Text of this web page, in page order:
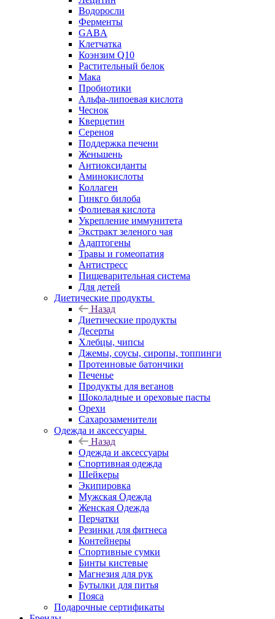
Водоросли
Ферменты
GABA
Клетчатка
Коэнзим Q10
Растительный белок
Мака
Пробиотики
Альфа-липоевая кислота
Чеснок
Кверцетин
Сереноя
Поддержка печени
Женьшень
Антиоксиданты
Аминокислоты
Коллаген
Гинкго билоба
Фолиевая кислота
Укрепление иммунитета
Экстракт зеленого чая
Адаптогены
Травы и гомеопатия
Антистресс
Пищеварительная система
Для детей
Диетические продукты
Назад
Диетические продукты
Десерты
Хлебцы, чипсы
Джемы, соусы, сиропы, топпинги
Протеиновые батончики
Печенье
Продукты для веганов
Шоколадные и ореховые пасты
Орехи
Сахарозаменители
Одежда и аксессуары
Назад
Одежда и аксессуары
Спортивная одежда
Шейкеры
Экипировка
Мужская Одежда
Женская Одежда
Перчатки
Резинки для фитнеса
Контейнеры
Спортивные сумки
Бинты кистевые
Магнезия для рук
Бутылки для питья
Пояса
Подарочные сертификаты